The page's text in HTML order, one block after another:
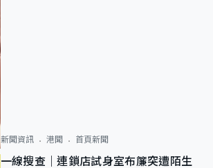
新聞資訊 港聞 首頁新聞
一線搜查｜連鎖店試身室布簾突遭陌生